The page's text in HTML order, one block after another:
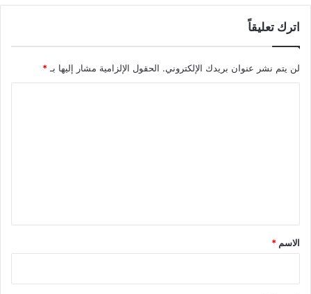
اترك تعليقاً
لن يتم نشر عنوان بريدك الإلكتروني. الحقول الإلزامية مشار إليها بـ *
*
الاسم *